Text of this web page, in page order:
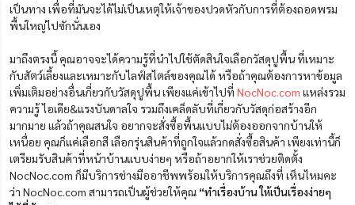
เป็นทาง เพื่อที่มันจะได้ไม่เป็นเหตุให้เจ้าของปวดหัวกับการที่ต้องถอดพรม
พื้นใหญ่ไปซักนั่นเอง
มาถึงตรงนี้ คุณอาจจะได้ความรู้ที่นำไปใช้ตัดสินใจเลือกวัสดุปูพื้น ที่เหมาะ
กับสัตว์เลี้ยงและเหมาะกับไลฟ์สไตล์ของคุณได้ หรือถ้าคุณต้องการหาข้อมูล
เพิ่มเติมอย่างอื่นเกี่ยวกับวัสดุปูพื้น เพียงแค่เข้าไปที่ NocNoc.com แหล่งรวม
ความรู้ ไอเดีย&แรงบันดาลใจ รวมถึงเคล็ดลับที่เกี่ยวกับวัสดุก่อสร้างอีก
มากมาย แล้วถ้าคุณสนใจ อยากจะสั่งซื้อพื้นแบบไม่ต้องออกจากบ้านให้
เหนื่อย คุณก็แค่เลือกสี เลือกรุ่นสินค้าที่ถูกใจแล้วกดสั่งซื้อสินค้า เพียงเท่านี้ก็
เตรียมรับสินค้าที่หน้าบ้านแบบง่ายๆ หรือถ้าอยากให้เราช่วยติดตั้ง
NocNoc.com ก็มีบริการช่างมืออาชีพพร้อมให้บริการคุณถึงที่ เห็นไหมคะ
ว่า NocNoc.com สามารถเป็นผู้ช่วยให้คุณ “ทำเรื่องบ้าน ให้เป็นเรื่องง่ายๆ